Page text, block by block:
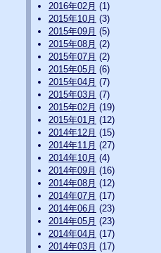
2016年02月 (1)
2015年10月 (3)
2015年09月 (5)
2015年08月 (2)
2015年07月 (2)
2015年05月 (6)
2015年04月 (7)
2015年03月 (7)
2015年02月 (19)
2015年01月 (12)
2014年12月 (15)
2014年11月 (27)
2014年10月 (4)
2014年09月 (16)
2014年08月 (12)
2014年07月 (17)
2014年06月 (23)
2014年05月 (23)
2014年04月 (17)
2014年03月 (17)